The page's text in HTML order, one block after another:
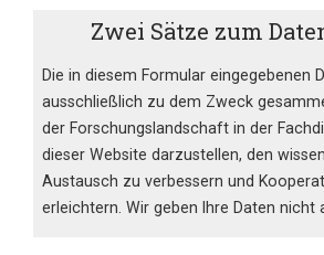
Zwei Sätze zum
Die in diesem Formular eingegebenen
ausschließlich zu dem Zweck
der Forschungslandschaft in der
dieser Website darzustellen, den
Austausch zu verbessern und
erleichtern. Wir geben Ihre Daten nicht